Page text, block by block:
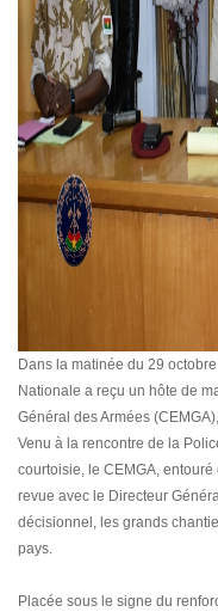
Dans la matinée du 29
Nationale a reçu un hôte de
Général des Armées
Venu à la rencontre de la
courtoisie, le CEMGA,
revue avec le Directeur
décisionnel, les grands
pays.
Placée sous le signe du